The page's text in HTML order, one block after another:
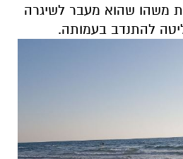
משהו שהוא מעבר לשיגרה
להתנדב בעמותה.